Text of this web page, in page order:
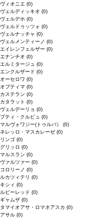
ヴィオニエ (0)
ヴェルディッキオ (0)
ヴェルデホ (0)
ヴェルドゥッツォ (0)
ヴェルナッチャ (0)
ヴェルメンティーノ (0)
エイレンフェルザー (0)
エナンチオ (0)
エルミタージュ (0)
エンクルザード (0)
オーセロワ (0)
オプティマ (0)
カステラン (0)
カタラット (0)
ヴェルデーリョ (0)
プティ・クルビュ (0)
マルヴォワジー(トゥルバ） (0)
ネレッロ・マスカレーゼ (0)
リンゴ (0)
グリッロ (0)
マルスラン (0)
ヴァルツァー (0)
コロリーノ (0)
ルカツィテリ (0)
キシィ (0)
ルビーレッド (0)
ギャムザ (0)
タマイオアサ・ロマネアスカ (0)
アサル (0)